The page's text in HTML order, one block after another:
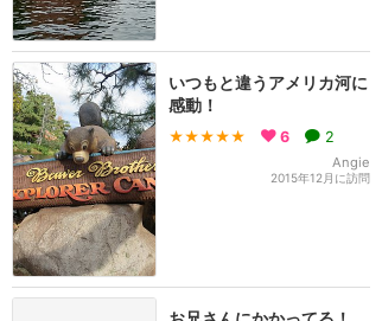
いつもと違うアメリカ河に
感動！
★★★★★ 6 2
Angie
2015年12月に訪問